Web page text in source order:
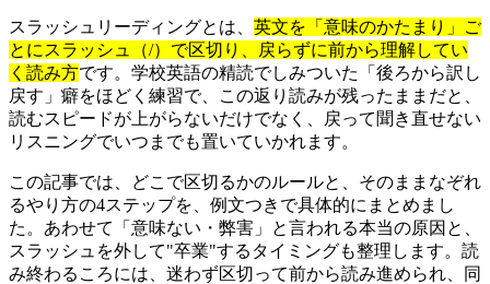
スラッシュリーディングとは、 英文を「意味のかたまり」ご
とにスラッシュ（/）で区切り、戻らずに前から理解してい
く読み方です。学校英語の精読でしみついた「後ろから訳し
戻す」癖をほどく練習で、この返り読みが残ったままだと、
読むスピードが上がらないだけでなく、戻って聞き直せない
リスニングでいつまでも置いていかれます。
この記事では、どこで区切るかのルールと、そのままなぞれ
るやり方の4ステップを、例文つきで具体的にまとめまし
た。あわせて「意味ない・弊害」と言われる本当の原因と、
スラッシュを外して"卒業"するタイミングも整理します。読
み終わるころには、迷わず区切って前から読み進められ、同